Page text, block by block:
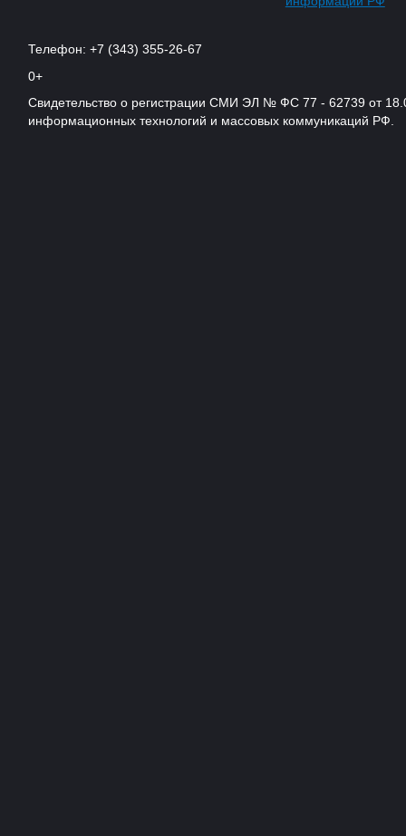
Телефон: +7 (343) 355-26-67
0+
Свидетельство о регистрации СМИ ЭЛ № ФС 77 - 62739 от
информационных технологий и массовых коммуникаций РФ.